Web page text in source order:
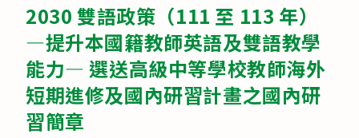
2030 雙語政策（111 至 113 年）
—提升本國籍教師英語及雙語教學
能力— 選送高級中等學校教師海外
短期進修及國內研習計畫之國內研
習簡章